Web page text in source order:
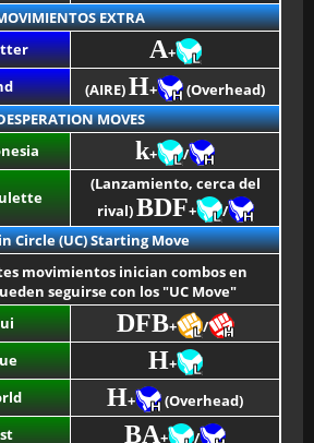
EXTRA
A+
(AIRE)H+
(Overhead)
MOVES
k+ /
(Lanzamiento, cerca del
rival)BDF+
/
Circle (UC) Starting Move
movimientos inician combos en
seguirse con los "UC Move"
DFB+
/
H+
H+
(Overhead)
BA+
/